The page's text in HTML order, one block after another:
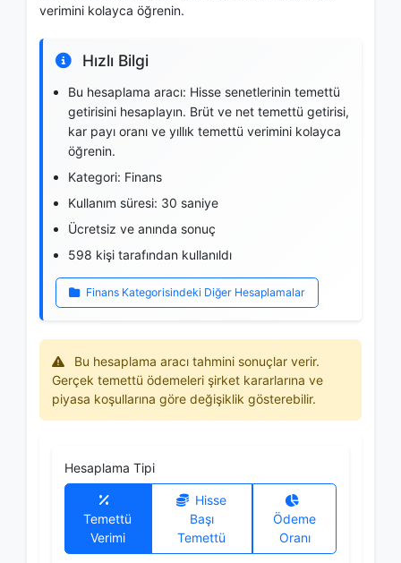
verimini kolayca öğrenin.
Hızlı Bilgi
Bu hesaplama aracı: Hisse senetlerinin temettü
getirisini hesaplayın. Brüt ve net temettü getirisi,
kar payı oranı ve yıllık temettü verimini kolayca
öğrenin.
Kategori: Finans
Kullanım süresi: 30 saniye
Ücretsiz ve anında sonuç
598 kişi tarafından kullanıldı
Finans Kategorisindeki Diğer Hesaplamalar
Bu hesaplama aracı tahmini sonuçlar verir.
Gerçek temettü ödemeleri şirket kararlarına ve
piyasa koşullarına göre değişiklik gösterebilir.
Hesaplama Tipi
Temettü
Verimi
Hisse
Başı
Temettü
Ödeme
Oranı